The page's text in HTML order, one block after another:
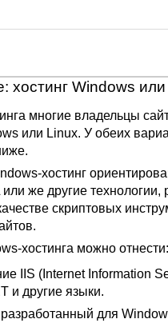
хостинг Windows или
многие владельцы
или Linux. У обеих
хостинг
же другие
скриптовых
хостинга можно отнести:
IIS (Internet Information
и другие языки.
для